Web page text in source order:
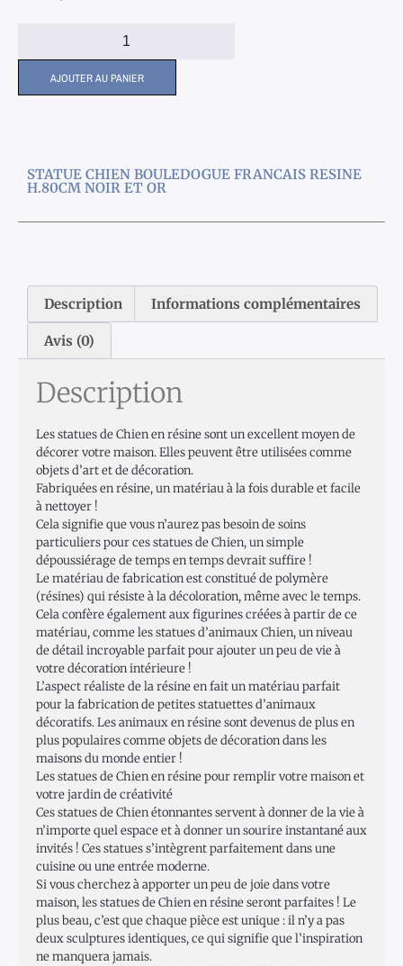
AJOUTER AU PANIER
STATUE CHIEN BOULEDOGUE FRANCAIS RESINE
H.80CM NOIR ET OR
Description Informations complémentaires
Avis (0)
Description
Les statues de Chien en résine sont un excellent moyen de
décorer votre maison. Elles peuvent être utilisées comme
objets d’art et de décoration.
Fabriquées en résine, un matériau à la fois durable et facile
à nettoyer !
Cela signifie que vous n’aurez pas besoin de soins
particuliers pour ces statues de Chien, un simple
dépoussiérage de temps en temps devrait suffire !
Le matériau de fabrication est constitué de polymère
(résines) qui résiste à la décoloration, même avec le temps.
Cela confère également aux figurines créées à partir de ce
matériau, comme les statues d’animaux Chien, un niveau
de détail incroyable parfait pour ajouter un peu de vie à
votre décoration intérieure !
L’aspect réaliste de la résine en fait un matériau parfait
pour la fabrication de petites statuettes d’animaux
décoratifs. Les animaux en résine sont devenus de plus en
plus populaires comme objets de décoration dans les
maisons du monde entier !
Les statues de Chien en résine pour remplir votre maison et
votre jardin de créativité
Ces statues de Chien étonnantes servent à donner de la vie à
n’importe quel espace et à donner un sourire instantané aux
invités ! Ces statues s’intègrent parfaitement dans une
cuisine ou une entrée moderne.
Si vous cherchez à apporter un peu de joie dans votre
maison, les statues de Chien en résine seront parfaites ! Le
plus beau, c’est que chaque pièce est unique : il n’y a pas
deux sculptures identiques, ce qui signifie que l’inspiration
ne manquera jamais.